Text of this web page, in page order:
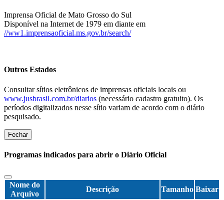
Imprensa Oficial de Mato Grosso do Sul
Disponível na Internet de 1979 em diante em
//ww1.imprensaoficial.ms.gov.br/search/
Outros Estados
Consultar sítios eletrônicos de imprensas oficiais locais ou
www.jusbrasil.com.br/diarios (necessário cadastro gratuito). Os
períodos digitalizados nesse sítio variam de acordo com o diário
pesquisado.
Fechar
Programas indicados para abrir o Diário Oficial
Nome do
Arquivo
Descrição Tamanho Baixar